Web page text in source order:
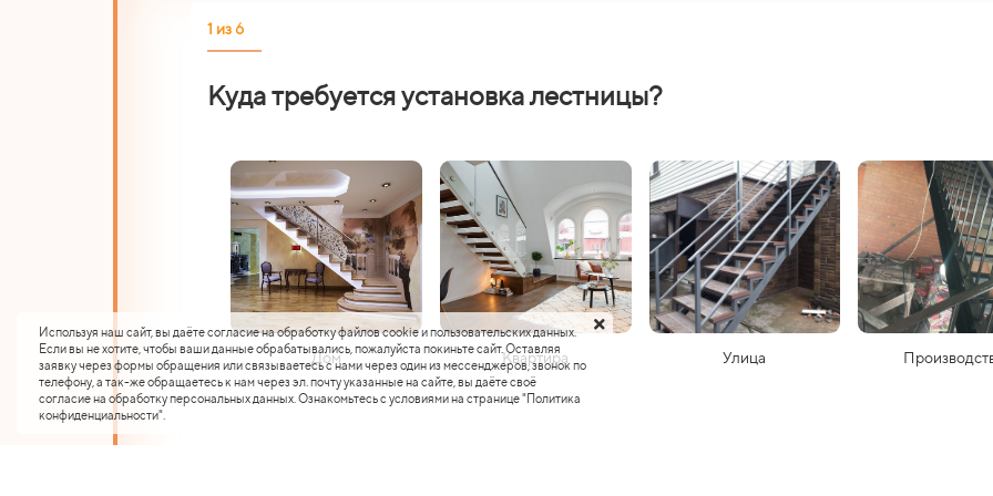
1 из 6
Куда требуется установка лестницы?
Дом Квартира Улица
Используя наш сайт, вы даёте согласие на обработку файлов cookie и пользовательских данных.
Если вы не хотите, чтобы ваши данные обрабатывались, пожалуйста покиньте сайт. Оставляя
заявку через формы обращения или связываетесь с нами через один из мессенджеров, звонок по
телефону, а так-же обращаетесь к нам через эл. почту указанные на сайте, вы даёте своё
согласие на обработку персональных данных. Ознакомьтесь с условиями на странице "Политика
конфиденциальности".